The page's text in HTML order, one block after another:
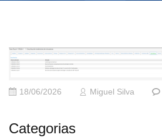
18/06/2026 Miguel Silva
Categorias